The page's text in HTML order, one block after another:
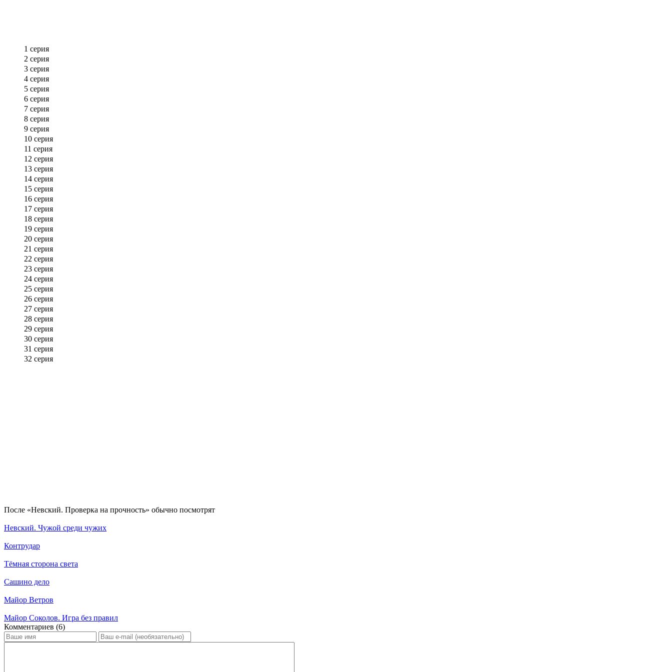
1 серия
2 серия
3 серия
4 серия
5 серия
6 серия
7 серия
8 серия
9 серия
10 серия
11 серия
12 серия
13 серия
14 серия
15 серия
16 серия
17 серия
18 серия
19 серия
20 серия
21 серия
22 серия
23 серия
24 серия
25 серия
26 серия
27 серия
28 серия
29 серия
30 серия
31 серия
32 серия
По­сле «Невский. Проверка на прочность» обыч­но по­смот­рят
Невский. Чужой среди чужих
Контрудар
Тёмная сторона света
Сашино дело
Майор Ветров
Майор Соколов. Игра без правил
Ком­мен­та­ри­ев (6)